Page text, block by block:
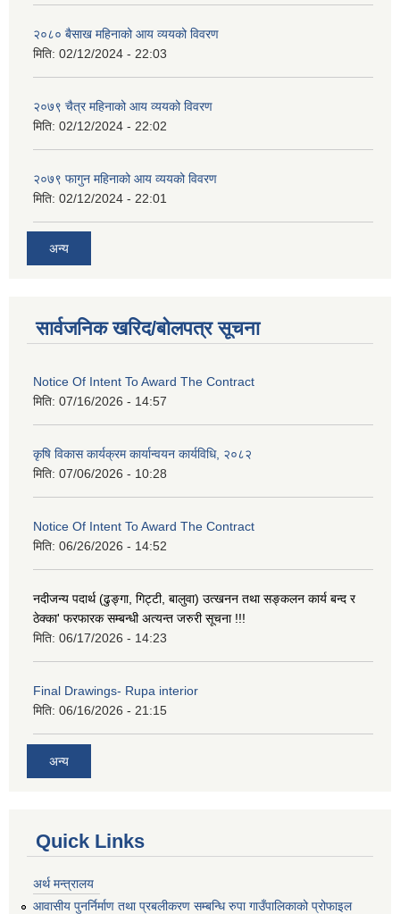
२०८० बैसाख महिनाको आय व्ययको विवरण
मिति: 02/12/2024 - 22:03
२०७९ चैत्र महिनाको आय व्ययको विवरण
मिति: 02/12/2024 - 22:02
२०७९ फागुन महिनाको आय व्ययको विवरण
मिति: 02/12/2024 - 22:01
अन्य
सार्वजनिक खरिद/बोलपत्र सूचना
Notice Of Intent To Award The Contract
मिति: 07/16/2026 - 14:57
कृषि विकास कार्यक्रम कार्यान्वयन कार्यविधि, २०८२
मिति: 07/06/2026 - 10:28
Notice Of Intent To Award The Contract
मिति: 06/26/2026 - 14:52
नदीजन्य पदार्थ (ढुङ्गा, गिट्टी, बालुवा) उत्खनन तथा सङ्कलन कार्य बन्द र
ठेक्का' फरफारक सम्बन्धी अत्यन्त जरुरी सूचना !!!
मिति: 06/17/2026 - 14:23
Final Drawings- Rupa interior
मिति: 06/16/2026 - 21:15
अन्य
Quick Links
अर्थ मन्त्रालय
आवासीय पुनर्निर्माण तथा प्रबलीकरण सम्बन्धि रुपा गाउँपालिकाको प्रोफाइल